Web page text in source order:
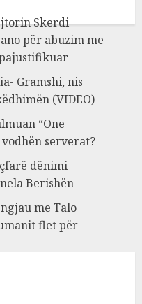
Skerdi
për abuzim me
Gramshi, nis
(VIDEO)
“One
serverat?
dënimi
Berishën
me Talo
flet për